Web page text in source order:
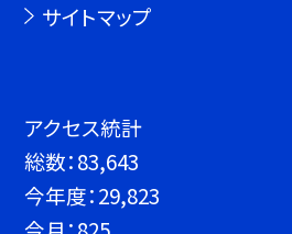
サイトマップ
アクセス統計
総数：83,643
今年度：29,823